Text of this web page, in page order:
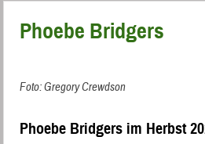
Phoebe Bridgers
Foto: Gregory Crewdson
Phoebe Bridgers im Herbst